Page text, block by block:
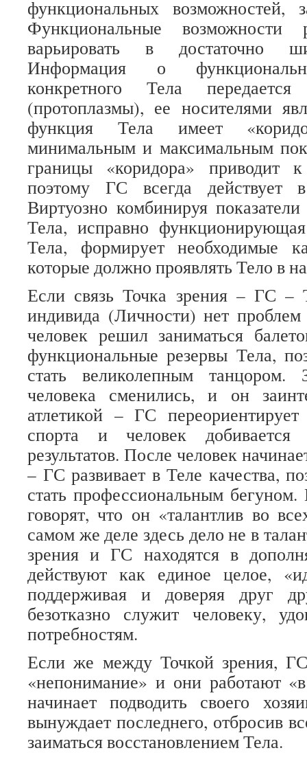
функциональных возможностей,
Функциональные
варьировать в достаточно
Информация о
конкретного Тела
(протоплазмы), ее носителями
функция Тела имеет
минимальным и максимальным
границы «коридора» приводит
поэтому ГС всегда действует
Виртуозно комбинируя
Тела, исправно
Тела, формирует необходимые
которые должно проявлять Тело в
Если связь Точка зрения – ГС –
индивида (Личности) нет
человек решил заниматься
функциональные резервы Тела,
стать великолепным танцором.
человека сменились, и он
атлетикой – ГС
спорта и человек
результатов. После человек
– ГС развивает в Теле качества,
стать профессиональным бегуном.
говорят, что он «талантлив во
самом же деле здесь дело не в
зрения и ГС находятся в
действуют как единое целое,
поддерживая и доверяя друг
безотказно служит человеку,
потребностям.
Если же между Точкой зрения,
«непонимание» и они работают
начинает подводить своего
вынуждает последнего, отбросив
заиматься восстановлением Тела.